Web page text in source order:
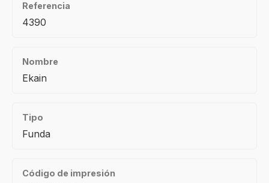
Referencia
4390
Nombre
Ekain
Tipo
Funda
Código de impresión